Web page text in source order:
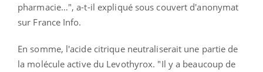
pharmacie…", a-t-il expliqué sous couvert d'anonymat
sur France Info.
En somme, l'acide citrique neutraliserait une partie de
la molécule active du Levothyrox. "Il y a beaucoup de